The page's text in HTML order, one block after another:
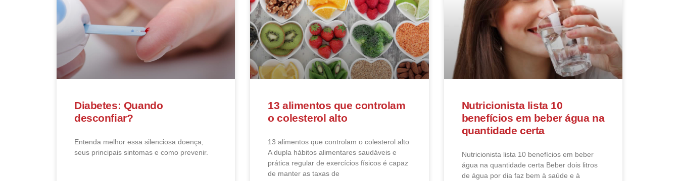
Diabetes: Quando
desconfiar?
Entenda melhor essa silenciosa doença,
seus principais sintomas e como prevenir.
13 alimentos que controlam
o colesterol alto
13 alimentos que controlam o colesterol alto​
A dupla hábitos alimentares saudáveis e
prática regular de exercícios físicos é capaz
de manter as taxas de
Nutricionista lista 10
benefícios em beber água na
quantidade certa
Nutricionista lista 10 benefícios em beber
água na quantidade certa Beber dois litros
de água por dia faz bem à saúde e à